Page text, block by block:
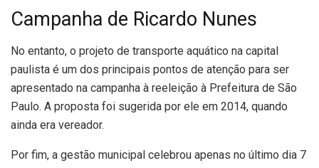
Campanha de Ricardo Nunes
No entanto, o projeto de transporte aquático na capital
paulista é um dos principais pontos de atenção para ser
apresentado na campanha à reeleição à Prefeitura de São
Paulo. A proposta foi sugerida por ele em 2014, quando
ainda era vereador.
Por fim, a gestão municipal celebrou apenas no último dia 7